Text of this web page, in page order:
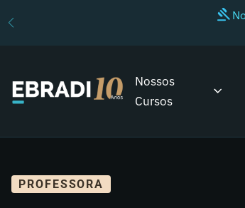
Nossos
Cursos
PROFESSORA